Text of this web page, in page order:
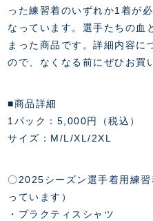
った練習着のいずれか1着が
なっています。選手たちの血
まった商品です。詳細内容に
ので、なくなる前にぜひお買
■商品詳細
1パック：5,000円（税込）
サイズ：M/L/XL/2XL
〇2025シーズン選手着用練
っています）
・プラクティスシャツ